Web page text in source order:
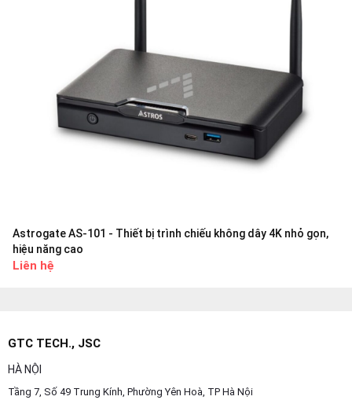
Astrogate AS-101 - Thiết bị trình chiếu không dây 4K nhỏ gọn,
hiệu năng cao
Liên hệ
GTC TECH., JSC
HÀ NỘI
Tầng 7, Số 49 Trung Kính, Phường Yên Hoà, TP Hà Nội